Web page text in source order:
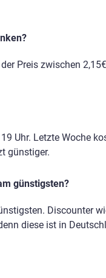
Preis zwischen
Uhr. Letzte Woche
günstiger.
günstigsten?
Discounter
diese ist in